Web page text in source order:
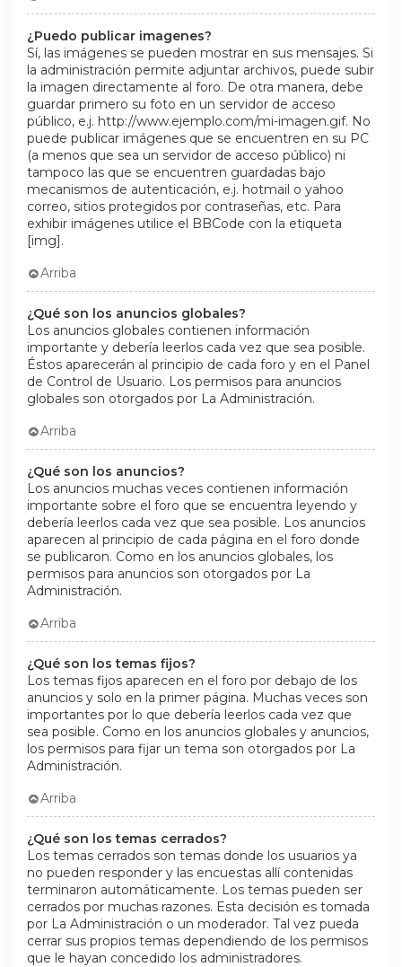
¿Puedo publicar imagenes?
Sí, las imágenes se pueden mostrar en sus mensajes. Si
la administración permite adjuntar archivos, puede subir
la imagen directamente al foro. De otra manera, debe
guardar primero su foto en un servidor de acceso
público, e.j. http://www.ejemplo.com/mi-imagen.gif. No
puede publicar imágenes que se encuentren en su PC
(a menos que sea un servidor de acceso público) ni
tampoco las que se encuentren guardadas bajo
mecanismos de autenticación, e.j. hotmail o yahoo
correo, sitios protegidos por contraseñas, etc. Para
exhibir imágenes utilice el BBCode con la etiqueta
[img].
Arriba
¿Qué son los anuncios globales?
Los anuncios globales contienen información
importante y debería leerlos cada vez que sea posible.
Éstos aparecerán al principio de cada foro y en el Panel
de Control de Usuario. Los permisos para anuncios
globales son otorgados por La Administración.
Arriba
¿Qué son los anuncios?
Los anuncios muchas veces contienen información
importante sobre el foro que se encuentra leyendo y
debería leerlos cada vez que sea posible. Los anuncios
aparecen al principio de cada página en el foro donde
se publicaron. Como en los anuncios globales, los
permisos para anuncios son otorgados por La
Administración.
Arriba
¿Qué son los temas fijos?
Los temas fijos aparecen en el foro por debajo de los
anuncios y solo en la primer página. Muchas veces son
importantes por lo que debería leerlos cada vez que
sea posible. Como en los anuncios globales y anuncios,
los permisos para fijar un tema son otorgados por La
Administración.
Arriba
¿Qué son los temas cerrados?
Los temas cerrados son temas donde los usuarios ya
no pueden responder y las encuestas allí contenidas
terminaron automáticamente. Los temas pueden ser
cerrados por muchas razones. Esta decisión es tomada
por La Administración o un moderador. Tal vez pueda
cerrar sus propios temas dependiendo de los permisos
que le hayan concedido los administradores.